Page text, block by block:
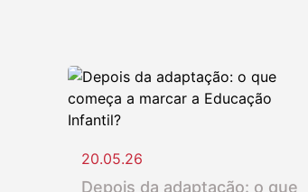
20.05.26
Depois da adaptação: o que